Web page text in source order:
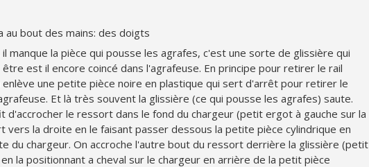
au bout des mains: des doigts
manque la pièce qui pousse les agrafes, c'est une sorte de glissière qui
est il encore coincé dans l'agrafeuse. En principe pour retirer le rail
une petite pièce noire en plastique qui sert d'arrêt pour retirer le
Et là très souvent la glissière (ce qui pousse les agrafes) saute.
d'accrocher le ressort dans le fond du chargeur (petit ergot à gauche sur la
la droite en le faisant passer dessous la petite pièce cylindrique en
du chargeur. On accroche l'autre bout du ressort derrière la glissière (petit
la positionnant a cheval sur le chargeur en arrière de la petit pièce